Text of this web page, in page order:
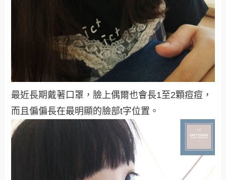
最近長期戴著口罩，臉上偶爾也會長1至2顆痘痘，
而且偏偏長在最明顯的臉部t字位置。